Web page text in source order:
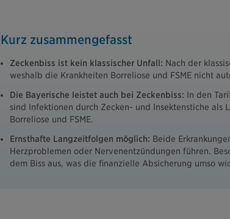
Kurz zusammengefasst
Zeckenbiss ist kein klassischer Unfall: Nach der
weshalb die Krankheiten Borreliose und FSME nicht
Die Bayerische leistet auch bei Zeckenbiss: In den
sind Infektionen durch Zecken- und Insektenstiche
Borreliose und FSME.
Ernsthafte Langzeitfolgen möglich: Beide
Herzproblemen oder Nervenentzündungen führen.
dem Biss aus, was die finanzielle Absicherung umso